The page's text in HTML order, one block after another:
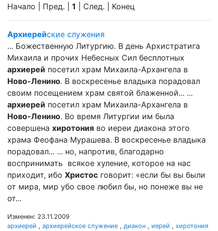
Начало | Пред. | 1 | След. | Конец
Архиерейские служения
... Божественную Литургию. В день Архистратига
Михаила и прочих Небесных Сил бесплотных
архиерей посетил храм Михаила-Архангела в
Ново-Ленино. В воскресенье владыка порадовал
своим посещением храм святой блаженной... ...
архиерей посетил храм Михаила-Архангела в
Ново-Ленино. Во время Литургии им была
совершена хиротония во иереи диакона этого
храма Феофана Мурашева. В воскресенье владыка
порадовал... ... но, напротив, благодарно
воспринимать всякое хуление, которое на нас
приходит, ибо Христос говорит: «если бы вы были
от мира, мир убо свое любил бы, но понеже вы не
от...
Изменен: 23.11.2009
архиерей , архиерейское служение , диакон , иерей , хиротония